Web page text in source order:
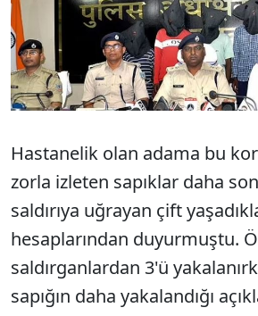
Hastanelik olan adama bu
zorla izleten sapıklar daha
saldırıya uğrayan çift
hesaplarından duyurmuştu.
saldırganlardan 3'ü
sapığın daha yakalandığı